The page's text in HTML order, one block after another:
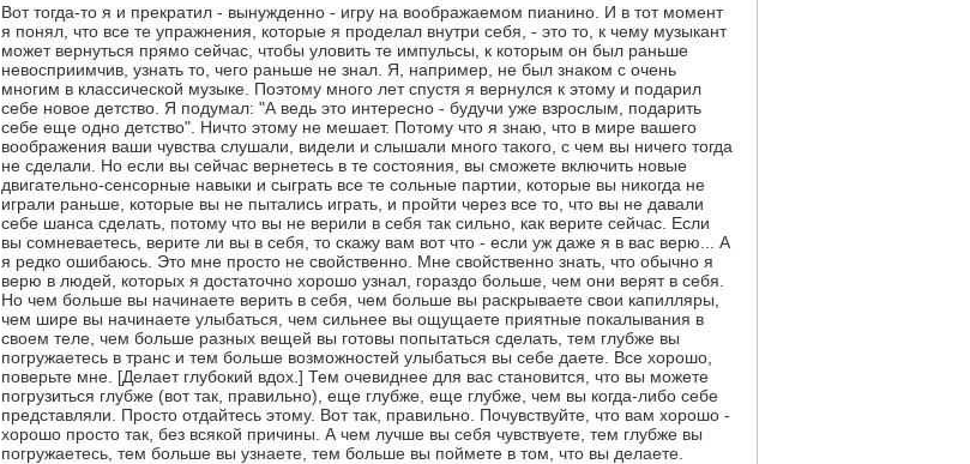
Вот тогда-то я и прекратил - вынужденно - игру на воображаемом пианино. И в тот момент
я понял, что все те упражнения, которые я проделал внутри себя, - это то, к чему музыкант
может вернуться прямо сейчас, чтобы уловить те импульсы, к которым он был раньше
невосприимчив, узнать то, чего раньше не знал. Я, например, не был знаком с очень
многим в классической музыке. Поэтому много лет спустя я вернулся к этому и подарил
себе новое детство. Я подумал: "А ведь это интересно - будучи уже взрослым, подарить
себе еще одно детство". Ничто этому не мешает. Потому что я знаю, что в мире вашего
воображения ваши чувства слушали, видели и слышали много такого, с чем вы ничего тогда
не сделали. Но если вы сейчас вернетесь в те состояния, вы сможете включить новые
двигательно-сенсорные навыки и сыграть все те сольные партии, которые вы никогда не
играли раньше, которые вы не пытались играть, и пройти через все то, что вы не давали
себе шанса сделать, потому что вы не верили в себя так сильно, как верите сейчас. Если
вы сомневаетесь, верите ли вы в себя, то скажу вам вот что - если уж даже я в вас верю... А
я редко ошибаюсь. Это мне просто не свойственно. Мне свойственно знать, что обычно я
верю в людей, которых я достаточно хорошо узнал, гораздо больше, чем они верят в себя.
Но чем больше вы начинаете верить в себя, чем больше вы раскрываете свои капилляры,
чем шире вы начинаете улыбаться, чем сильнее вы ощущаете приятные покалывания в
своем теле, чем больше разных вещей вы готовы попытаться сделать, тем глубже вы
погружаетесь в транс и тем больше возможностей улыбаться вы себе даете. Все хорошо,
поверьте мне. [Делает глубокий вдох.] Тем очевиднее для вас становится, что вы можете
погрузиться глубже (вот так, правильно), еще глубже, еще глубже, чем вы когда-либо себе
представляли. Просто отдайтесь этому. Вот так, правильно. Почувствуйте, что вам хорошо -
хорошо просто так, без всякой причины. А чем лучше вы себя чувствуете, тем глубже вы
погружаетесь, тем больше вы узнаете, тем больше вы поймете в том, что вы делаете.